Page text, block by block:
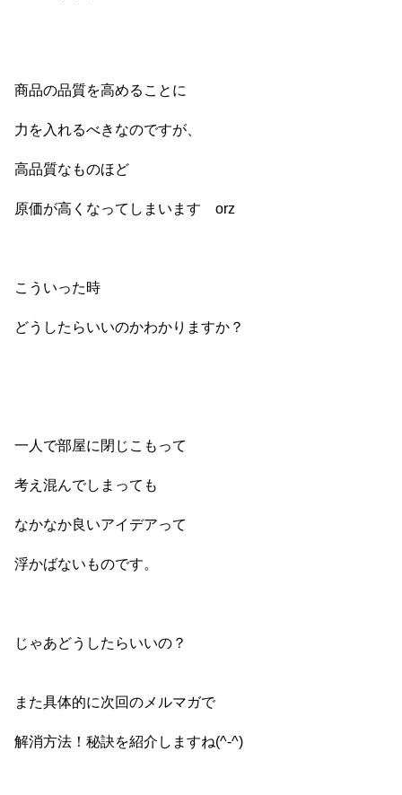
商品の品質を高めることに
力を入れるべきなのですが、
高品質なものほど
原価が高くなってしまいます orz
こういった時
どうしたらいいのかわかりますか？
一人で部屋に閉じこもって
考え混んでしまっても
なかなか良いアイデアって
浮かばないものです。
じゃあどうしたらいいの？
また具体的に次回のメルマガで
解消方法！秘訣を紹介しますね(^-^)